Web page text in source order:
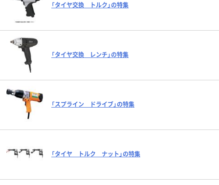
「タイヤ交換 トルク」の特集
「タイヤ交換 レンチ」の特集
「スプライン ドライブ」の特集
「タイヤ トルク ナット」の特集